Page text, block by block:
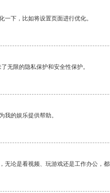
下，比如将设置页面进行优化。
无限的隐私保护和安全性保护。
我的娱乐提供帮助。
无论是看视频、玩游戏还是工作办公，